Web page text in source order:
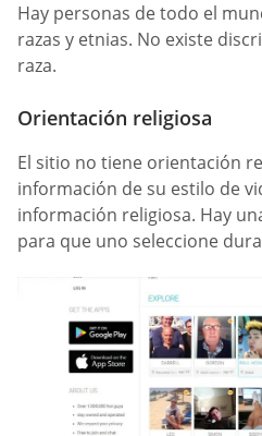
Hay personas de todo el
razas y etnias. No existe
raza.
Orientación religiosa
El sitio no tiene orientación
información de su estilo de
información religiosa. Hay
para que uno seleccione